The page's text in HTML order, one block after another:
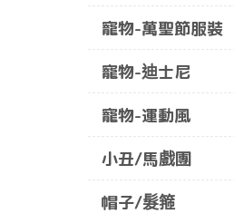
寵物-萬聖節服裝
寵物-迪士尼
寵物-運動風
小丑/馬戲團
帽子/髮箍